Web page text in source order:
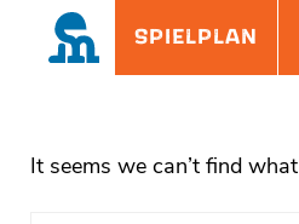
SPIELPLAN
Overlay
It seems we can’t find